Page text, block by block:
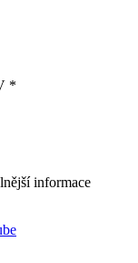
*
informace